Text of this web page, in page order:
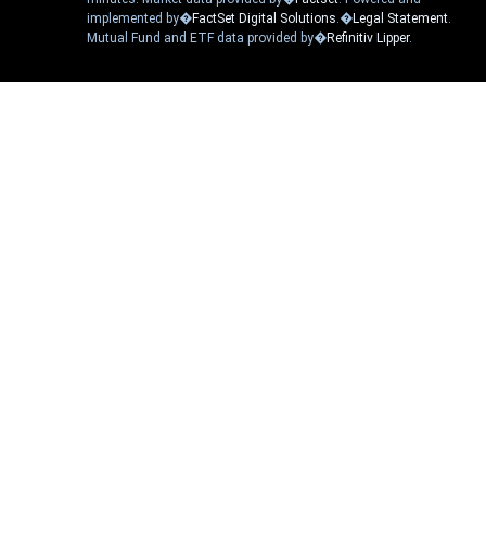
implemented by�FactSet Digital Solutions.�Legal Statement.
Mutual Fund and ETF data provided by�Refinitiv Lipper.